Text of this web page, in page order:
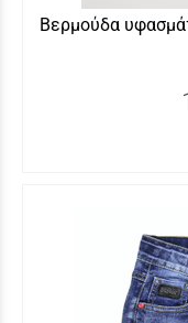
Βερμούδα